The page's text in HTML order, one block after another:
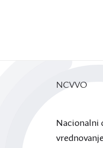
NCVVO
Nacionalni